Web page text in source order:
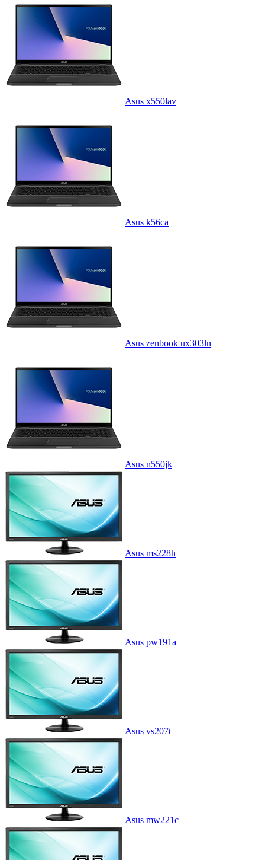
Asus x550lav
Asus k56ca
Asus zenbook ux303ln
Asus n550jk
Asus ms228h
Asus pw191a
Asus vs207t
Asus mw221c